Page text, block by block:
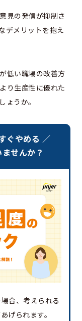
見の発信が抑制さ
デメリットを抱え
低い職場の改善方
り生産性に優れた
ょうか。
ぐやめる ／
せんか？
合、考えられる
げられます。